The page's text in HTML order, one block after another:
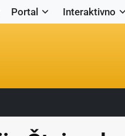
Portal Interaktivno